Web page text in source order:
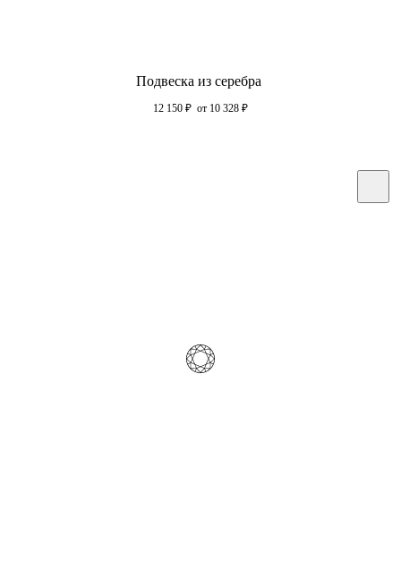
Подвеска из серебра
12 150 ₽ от 10 328 ₽